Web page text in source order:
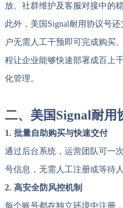
放、社群维护及客服对接中的
此外，美国Signal耐用协议号
户无需人工干预即可完成购买
程让企业能够快速部署成百上
化管理。
二、美国Signal耐用
1. 批量自助购买与快速交付
通过后台系统，运营团队可一
号信息，无需人工注册或等待
2. 高安全防风控机制
每个账号都在独立环境中注册